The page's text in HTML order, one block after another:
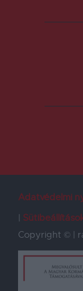
Adatvédelmi
Copyright © |